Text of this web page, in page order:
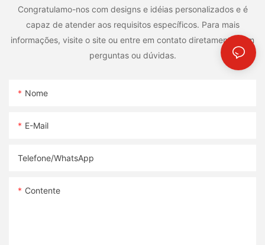
Congratulamo-nos com designs e idéias personalizados e é
capaz de atender aos requisitos específicos. Para mais
informações, visite o site ou entre em contato diretamente com
perguntas ou dúvidas.
Nome
E-Mail
Telefone/whatsApp
Contente